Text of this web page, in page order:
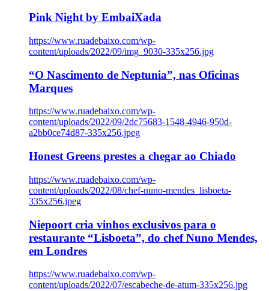
Pink Night by EmbaiXada
https://www.ruadebaixo.com/wp-
content/uploads/2022/09/img_9030-335x256.jpg
“O Nascimento de Neptunia”, nas Oficinas
Marques
https://www.ruadebaixo.com/wp-
content/uploads/2022/09/2dc75683-1548-4946-950d-
a2bb0ce74d87-335x256.jpeg
Honest Greens prestes a chegar ao Chiado
https://www.ruadebaixo.com/wp-
content/uploads/2022/08/chef-nuno-mendes_lisboeta-
335x256.jpeg
Niepoort cria vinhos exclusivos para o
restaurante “Lisboeta”, do chef Nuno Mendes,
em Londres
https://www.ruadebaixo.com/wp-
content/uploads/2022/07/escabeche-de-atum-335x256.jpg